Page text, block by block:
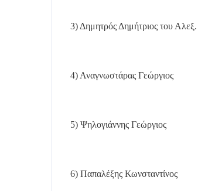
3) Δημητρός Δημήτριος του Αλεξ.
4) Αναγνωστάρας Γεώργιος
5) Ψηλογιάννης Γεώργιος
6) Παπαλέξης Κωνσταντίνος